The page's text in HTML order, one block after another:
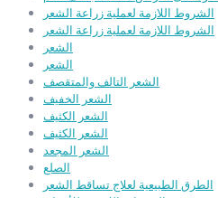
الشروط اللازمة لعملية زراعة الشعر
الشروط اللازمة لعملية زراعة الشعر
الشعر
الشعر
الشعر التالف والمتقصف
الشعر الخفيف
الشعر الكثيف
الشعر الكثيف
الشعر المجعد
الصلع
الطرق الطبيعية لعلاج تساقط الشعر